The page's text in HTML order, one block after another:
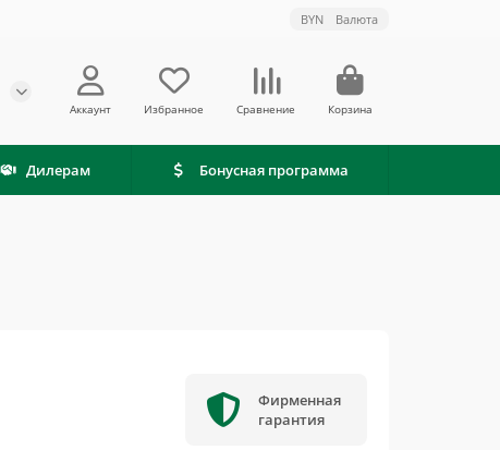
BYN Валюта
Аккаунт Избранное Сравнение Корзина
Дилерам Бонусная программа
Фирменная
гарантия